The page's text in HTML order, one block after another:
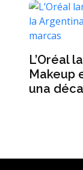
L’Oréal
Makeup
una